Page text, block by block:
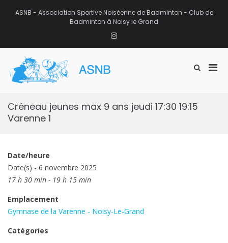
ASNB - Association Sportive Noiséenne de Badminton - Club de
Badminton à Noisy le Grand
Instagram
Afficher
recherche
Créneau jeunes max 9 ans jeudi 17:30 19:15
Varenne 1
Date/heure
Date(s) - 6 novembre 2025
17 h 30 min - 19 h 15 min
Emplacement
Gymnase de la Varenne - Noisy-Le-Grand
Catégories